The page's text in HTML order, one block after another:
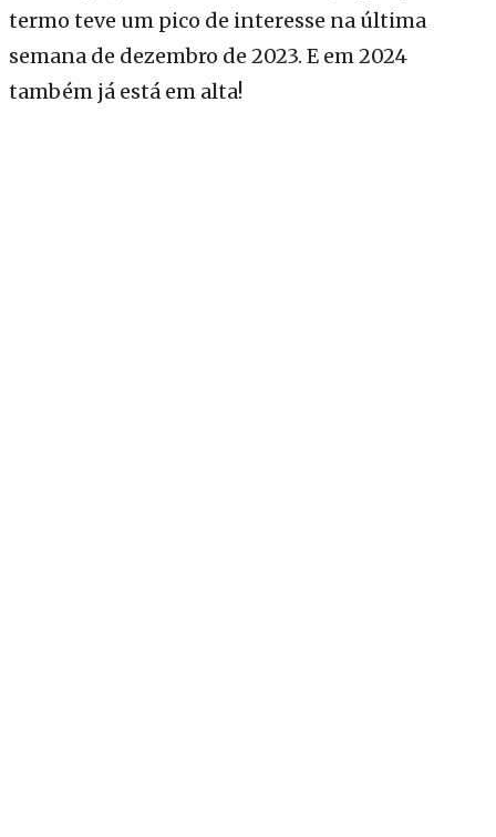
termo teve um pico de interesse na última
semana de dezembro de 2023. E em 2024
também já está em alta!